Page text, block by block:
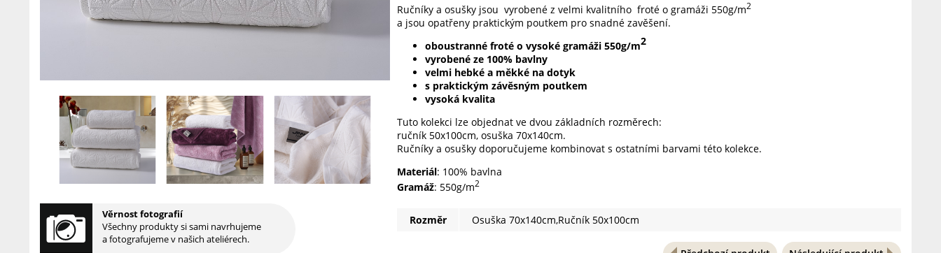
Ručníky a osušky jsou vyrobené z velmi kvalitního froté o gramáži 550g/m2
a jsou opatřeny praktickým poutkem pro snadné zavěšení.
oboustranné froté o vysoké gramáži 550g/m2
vyrobené ze 100% bavlny
velmi hebké a měkké na dotyk
s praktickým závěsným poutkem
vysoká kvalita
Tuto kolekci lze objednat ve dvou základních rozměrech:
ručník 50x100cm, osuška 70x140cm.
Ručníky a osušky doporučujeme kombinovat s ostatními barvami této kolekce.
Materiál: 100% bavlna
Gramáž: 550g/m2
Rozměr Osuška 70x140cm,Ručník 50x100cm
Věrnost fotografií
Všechny produkty si sami navrhujeme
a fotografujeme v našich ateliérech.